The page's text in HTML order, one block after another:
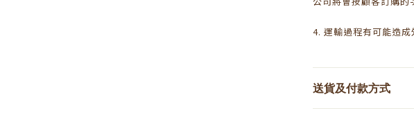
4. 運輸過程有可能造成
送貨及付款方式